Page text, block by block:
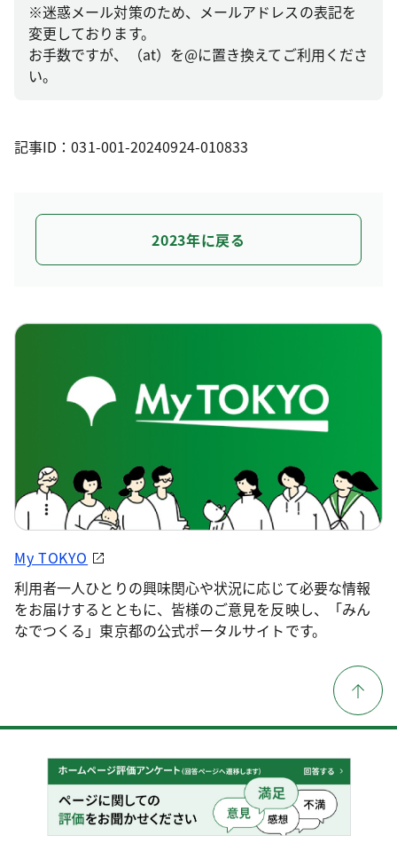
※迷惑メール対策のため、メールアドレスの表記を
変更しております。
お手数ですが、（at）を@に置き換えてご利用くださ
い。
記事ID：031-001-20240924-010833
2023年に戻る
My TOKYO
利用者一人ひとりの興味関心や状況に応じて必要な情報
をお届けするとともに、皆様のご意見を反映し、「みん
なでつくる」東京都の公式ポータルサイトです。